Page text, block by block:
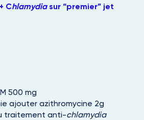
Chlamydiasur “premier” jet
500 mg
ajouter azithromycine 2g
traitement anti-chlamydia